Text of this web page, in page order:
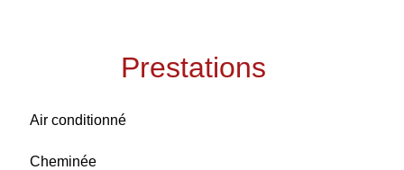
Prestations
Air conditionné
Cheminée